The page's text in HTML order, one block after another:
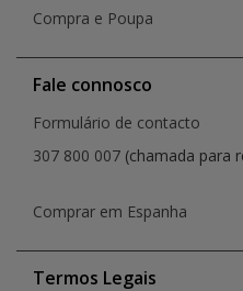
Compra e Poupa
Fale connosco
Formulário de contacto
307 800 007 (chamada para
Comprar em Espanha
Termos Legais